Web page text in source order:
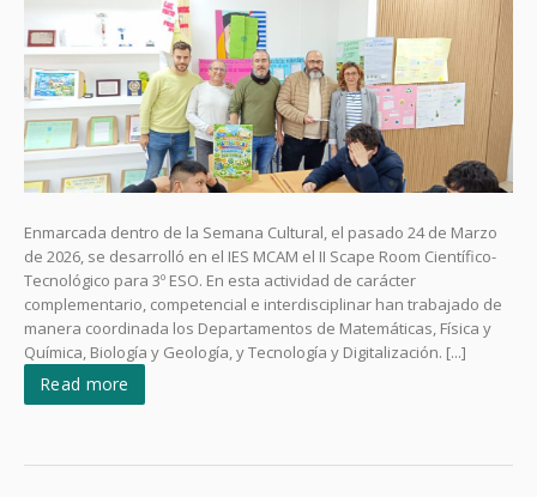
Enmarcada dentro de la Semana Cultural, el pasado 24 de Marzo
de 2026, se desarrolló en el IES MCAM el II Scape Room Científico-
Tecnológico para 3º ESO. En esta actividad de carácter
complementario, competencial e interdisciplinar han trabajado de
manera coordinada los Departamentos de Matemáticas, Física y
Química, Biología y Geología, y Tecnología y Digitalización. [...]
Read more